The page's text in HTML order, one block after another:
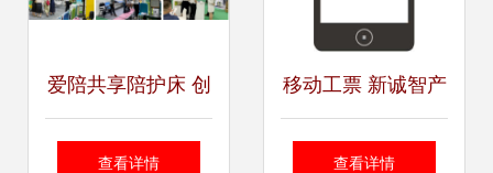
爱陪共享陪护床 创
新科技，温暖守
查看详情
移动工票 新诚智产
品成熟，引领软件
查看详情